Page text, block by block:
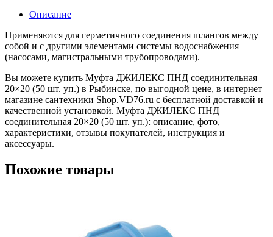
Описание
Применяются для герметичного соединения шлангов между
собой и с другими элементами системы водоснабжения
(насосами, магистральными трубопроводами).
Вы можете купить Муфта ДЖИЛЕКС ПНД соединительная
20×20 (50 шт. уп.) в Рыбинске, по выгодной цене, в интернет
магазине сантехники Shop.VD76.ru с бесплатной доставкой и
качественной установкой. Муфта ДЖИЛЕКС ПНД
соединительная 20×20 (50 шт. уп.): описание, фото,
характеристики, отзывы покупателей, инструкция и
аксессуары.
Похожие товары